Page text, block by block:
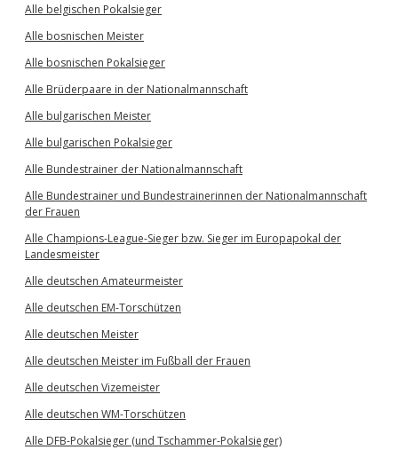
Alle belgischen Pokalsieger
Alle bosnischen Meister
Alle bosnischen Pokalsieger
Alle Brüderpaare in der Nationalmannschaft
Alle bulgarischen Meister
Alle bulgarischen Pokalsieger
Alle Bundestrainer der Nationalmannschaft
Alle Bundestrainer und Bundestrainerinnen der Nationalmannschaft
der Frauen
Alle Champions-League-Sieger bzw. Sieger im Europapokal der
Landesmeister
Alle deutschen Amateurmeister
Alle deutschen EM-Torschützen
Alle deutschen Meister
Alle deutschen Meister im Fußball der Frauen
Alle deutschen Vizemeister
Alle deutschen WM-Torschützen
Alle DFB-Pokalsieger (und Tschammer-Pokalsieger)